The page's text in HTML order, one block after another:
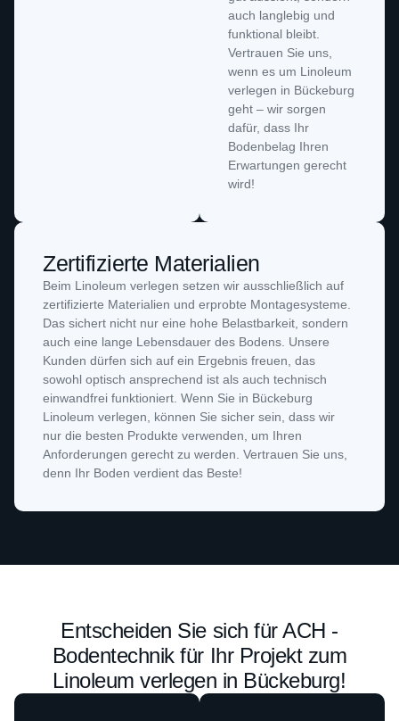
auch langlebig und
funktional bleibt.
Vertrauen Sie uns,
wenn es um Linoleum
verlegen in Bückeburg
geht – wir sorgen
dafür, dass Ihr
Bodenbelag Ihren
Erwartungen gerecht
wird!
Zertifizierte Materialien
Beim Linoleum verlegen setzen wir ausschließlich auf
zertifizierte Materialien und erprobte Montagesysteme.
Das sichert nicht nur eine hohe Belastbarkeit, sondern
auch eine lange Lebensdauer des Bodens. Unsere
Kunden dürfen sich auf ein Ergebnis freuen, das
sowohl optisch ansprechend ist als auch technisch
einwandfrei funktioniert. Wenn Sie in Bückeburg
Linoleum verlegen, können Sie sicher sein, dass wir
nur die besten Produkte verwenden, um Ihren
Anforderungen gerecht zu werden. Vertrauen Sie uns,
denn Ihr Boden verdient das Beste!
Entscheiden Sie sich für ACH -
Bodentechnik für Ihr Projekt zum
Linoleum verlegen in Bückeburg!